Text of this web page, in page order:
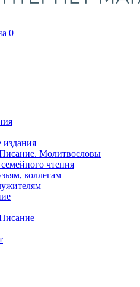
0
Молитвословы
чтения
коллегам